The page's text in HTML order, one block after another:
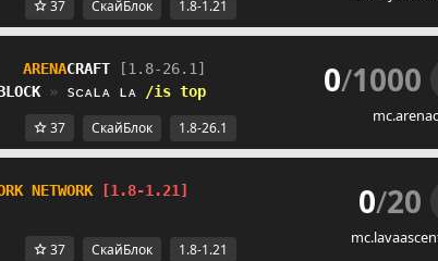
37 СкайБлок 1.8-1.21
ARENACRAFT
[1.8-26.1]
» ѕᴄᴀʟᴀ ʟᴀ /is top 0/1000
37 СкайБлок 1.8-26.1
NETWORK [1.8-1.21] NEW
0/20
37 СкайБлок 1.8-1.21